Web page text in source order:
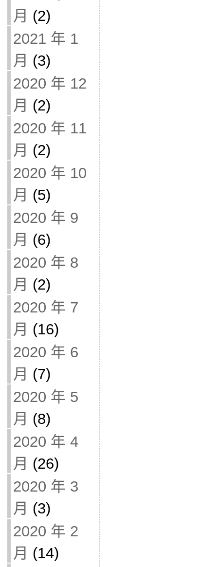
月 (2)
2021 年 1
月 (3)
2020 年 12
月 (2)
2020 年 11
月 (2)
2020 年 10
月 (5)
2020 年 9
月 (6)
2020 年 8
月 (2)
2020 年 7
月 (16)
2020 年 6
月 (7)
2020 年 5
月 (8)
2020 年 4
月 (26)
2020 年 3
月 (3)
2020 年 2
月 (14)